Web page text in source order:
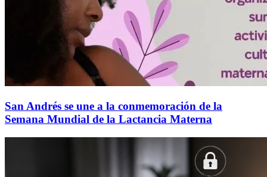
San Andrés se une a la conmemoración de la
Semana Mundial de la Lactancia Materna